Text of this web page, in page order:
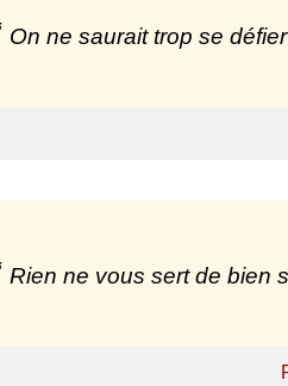
On ne saurait trop se
Rien ne vous sert de bien